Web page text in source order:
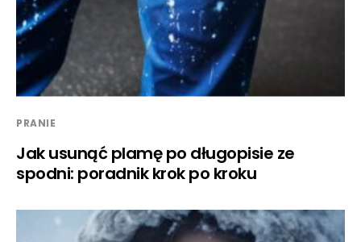
PRANIE
Jak usunąć plamę po długopisie ze
spodni: poradnik krok po kroku